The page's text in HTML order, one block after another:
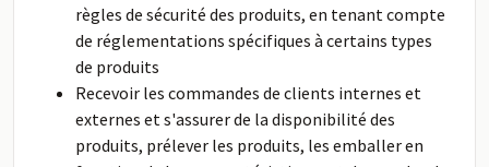
règles de sécurité des produits, en tenant compte
de réglementations spécifiques à certains types
de produits
Recevoir les commandes de clients internes et
externes et s'assurer de la disponibilité des
produits, prélever les produits, les emballer en